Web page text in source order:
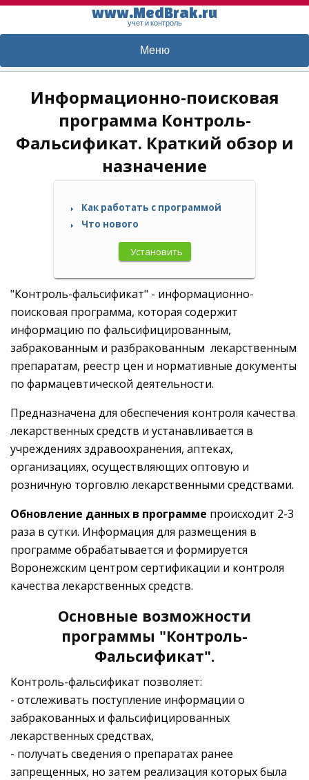
www.MedBrak.ru
учет и контроль
Меню
Информационно-поисковая
программа Контроль-
Фальсификат. Краткий обзор и
назначение
Как работать с программой
Что нового
Установить
"Контроль-фальсификат" - информационно-
поисковая программа, которая содержит
информацию по фальсифицированным,
забракованным и разбракованным лекарственным
препаратам, реестр цен и нормативные документы
по фармацевтической деятельности.
Предназначена для обеспечения контроля качества
лекарственных средств и устанавливается в
учреждениях здравоохранения, аптеках,
организациях, осуществляющих оптовую и
розничную торговлю лекарственными средствами.
Обновление данных в программе происходит 2-3
раза в сутки. Информация для размещения в
программе обрабатывается и формируется
Воронежским центром сертификации и контроля
качества лекарственных средств.
Основные возможности
программы "Контроль-
Фальсификат".
Контроль-фальсификат позволяет:
- отслеживать поступление информации о
забракованных и фальсифицированных
лекарственных средствах,
- получать сведения о препаратах ранее
запрещенных, но затем реализация которых была